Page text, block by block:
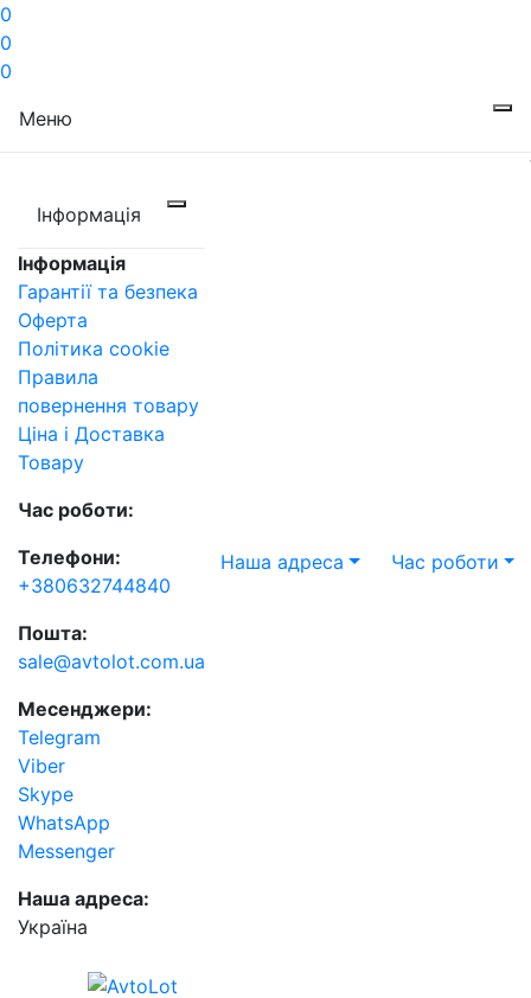
0
0
0
Меню
Інформація
Інформація
Гарантії та безпека
Оферта
Політика cookie
Правила
повернення товару
Ціна і Доставка
Товару
Час роботи:
Телефони:
+380632744840
Пошта:
sale@avtolot.com.ua
Месенджери:
Telegram
Viber
Skype
WhatsApp
Messenger
Наша адреса:
Українa
Наша адреса Час роботи